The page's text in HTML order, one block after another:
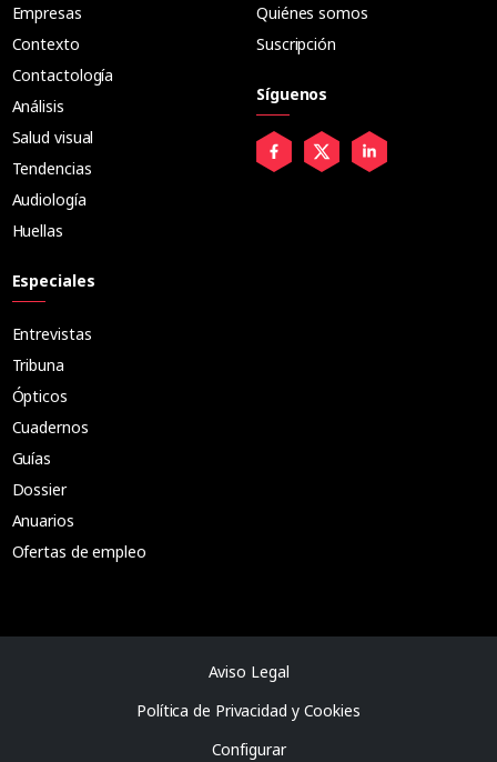
Empresas
Contexto
Contactología
Análisis
Salud visual
Tendencias
Audiología
Huellas
Especiales
Entrevistas
Tribuna
Ópticos
Cuadernos
Guías
Dossier
Anuarios
Ofertas de empleo
Quiénes somos
Suscripción
Síguenos
Aviso Legal
Política de Privacidad y Cookies
Configurar